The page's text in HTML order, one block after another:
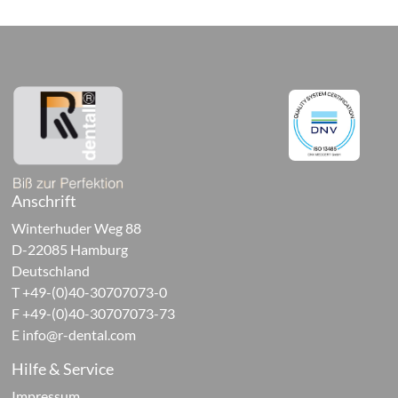
Anschrift
Winterhuder Weg 88
D-22085 Hamburg
Deutschland
T +49-(0)40-30707073-0
F +49-(0)40-30707073-73
E info@r-dental.com
Hilfe & Service